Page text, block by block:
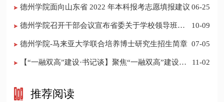
德州学院面向山东省 2022 年本科报考志愿填报建议 06-25
​德州学院召开干部会议宣布省委关于学校领导班子
10-09
德州学院-马来亚大学联合培养博士研究生招生简章 07-05
11-02
推荐阅读